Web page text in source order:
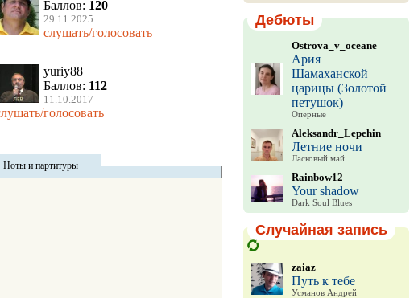
Баллов: 120
29.11.2025
слушать/голосовать
yuriy88
Баллов: 112
11.10.2017
голосовать
Ноты и партитуры
Дебюты
Ostrova_v_oceane
Ария
Шамаханской
царицы (Золотой
петушок)
Оперные
Aleksandr_Lepehin
Летние ночи
Ласковый май
Rainbow12
Your shadow
Dark Soul Blues
Случайная запись
zaiaz
Путь к тебе
Усманов Андрей